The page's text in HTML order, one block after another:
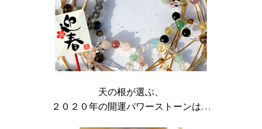
天の根が選ぶ、
２０２０年の開運パワーストーンは…